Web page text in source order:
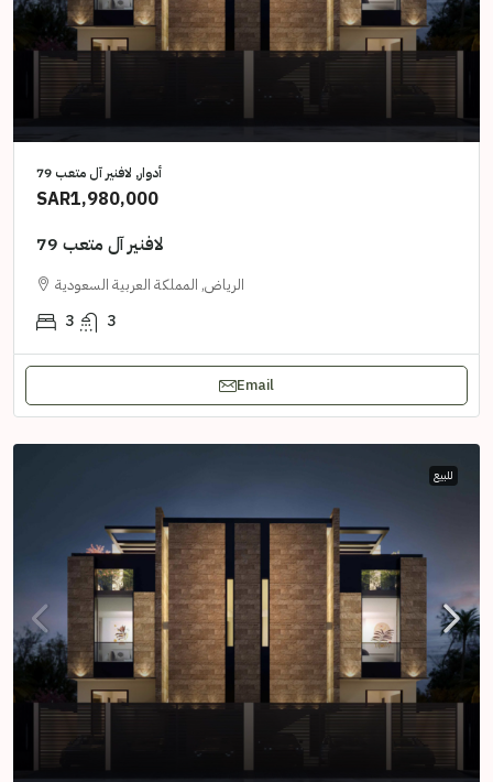
أدوار, لافنير آل متعب 79
SAR1,980,000
لافنير آل متعب 79
الرياض, المملكة العربية السعودية
3 3
Email
للبيع